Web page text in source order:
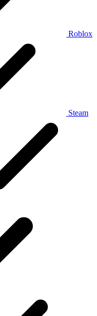
Roblox
Steam